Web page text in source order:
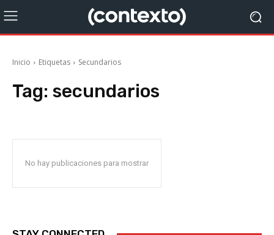
Inicio Etiquetas Secundarios
Tag: secundarios
No hay publicaciones para mostrar